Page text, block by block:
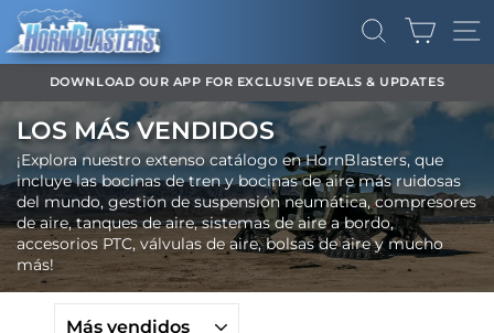
directamente
al
contenido
BUSCAR
diapositivas
pausa
DOWNLOAD OUR APP FOR EXCLUSIVE DEALS & UPDATES
LOS MÁS VENDIDOS
¡Explora nuestro extenso catálogo en HornBlasters, que
incluye las bocinas de tren y bocinas de aire más ruidosas
del mundo, gestión de suspensión neumática, compresores
de aire, tanques de aire, sistemas de aire a bordo,
accesorios PTC, válvulas de aire, bolsas de aire y mucho
más!